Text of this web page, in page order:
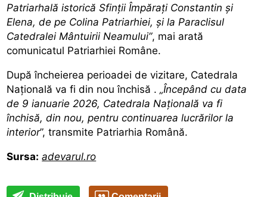
Patriarhală istorică Sfinții Împărați Constantin și
Elena, de pe Colina Patriarhiei, şi la Paraclisul
Catedralei Mântuirii Neamului”, mai arată
comunicatul Patriarhiei Române.
După încheierea perioadei de vizitare, Catedrala
Naționalăva fi din nou închisă .„Începând cu data
de 9 ianuarie 2026, Catedrala Națională va fi
închisă, din nou, pentru continuarea lucrărilor la
interior”, transmite Patriarhia Română.
Sursa: adevarul.ro